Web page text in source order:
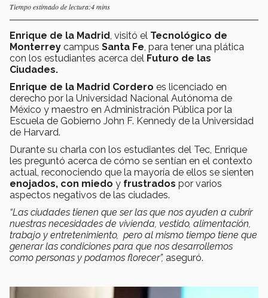
Tiempo estimado de lectura:4 mins
Enrique de la Madrid , visitó el Tecnológico de
Monterrey campus Santa Fe , para tener una plática
con los estudiantes acerca del Futuro de las
Ciudades.
Enrique de la Madrid Cordero es licenciado en
derecho por la Universidad Nacional Autónoma de
México y maestro en Administración Pública por la
Escuela de Gobierno John F. Kennedy de la Universidad
de Harvard.
Durante su charla con los estudiantes del Tec, Enrique
les preguntó acerca de cómo se sentían en el contexto
actual, reconociendo que la mayoría de ellos se sienten
enojados, con miedo y frustrados por varios
aspectos negativos de las ciudades.
“Las ciudades tienen que ser las que nos ayuden a cubrir
nuestras necesidades de vivienda, vestido, alimentación,
trabajo y entretenimiento, pero al mismo tiempo tiene que
generar las condiciones para que nos desarrollemos
como personas y podamos florecer”, aseguró.